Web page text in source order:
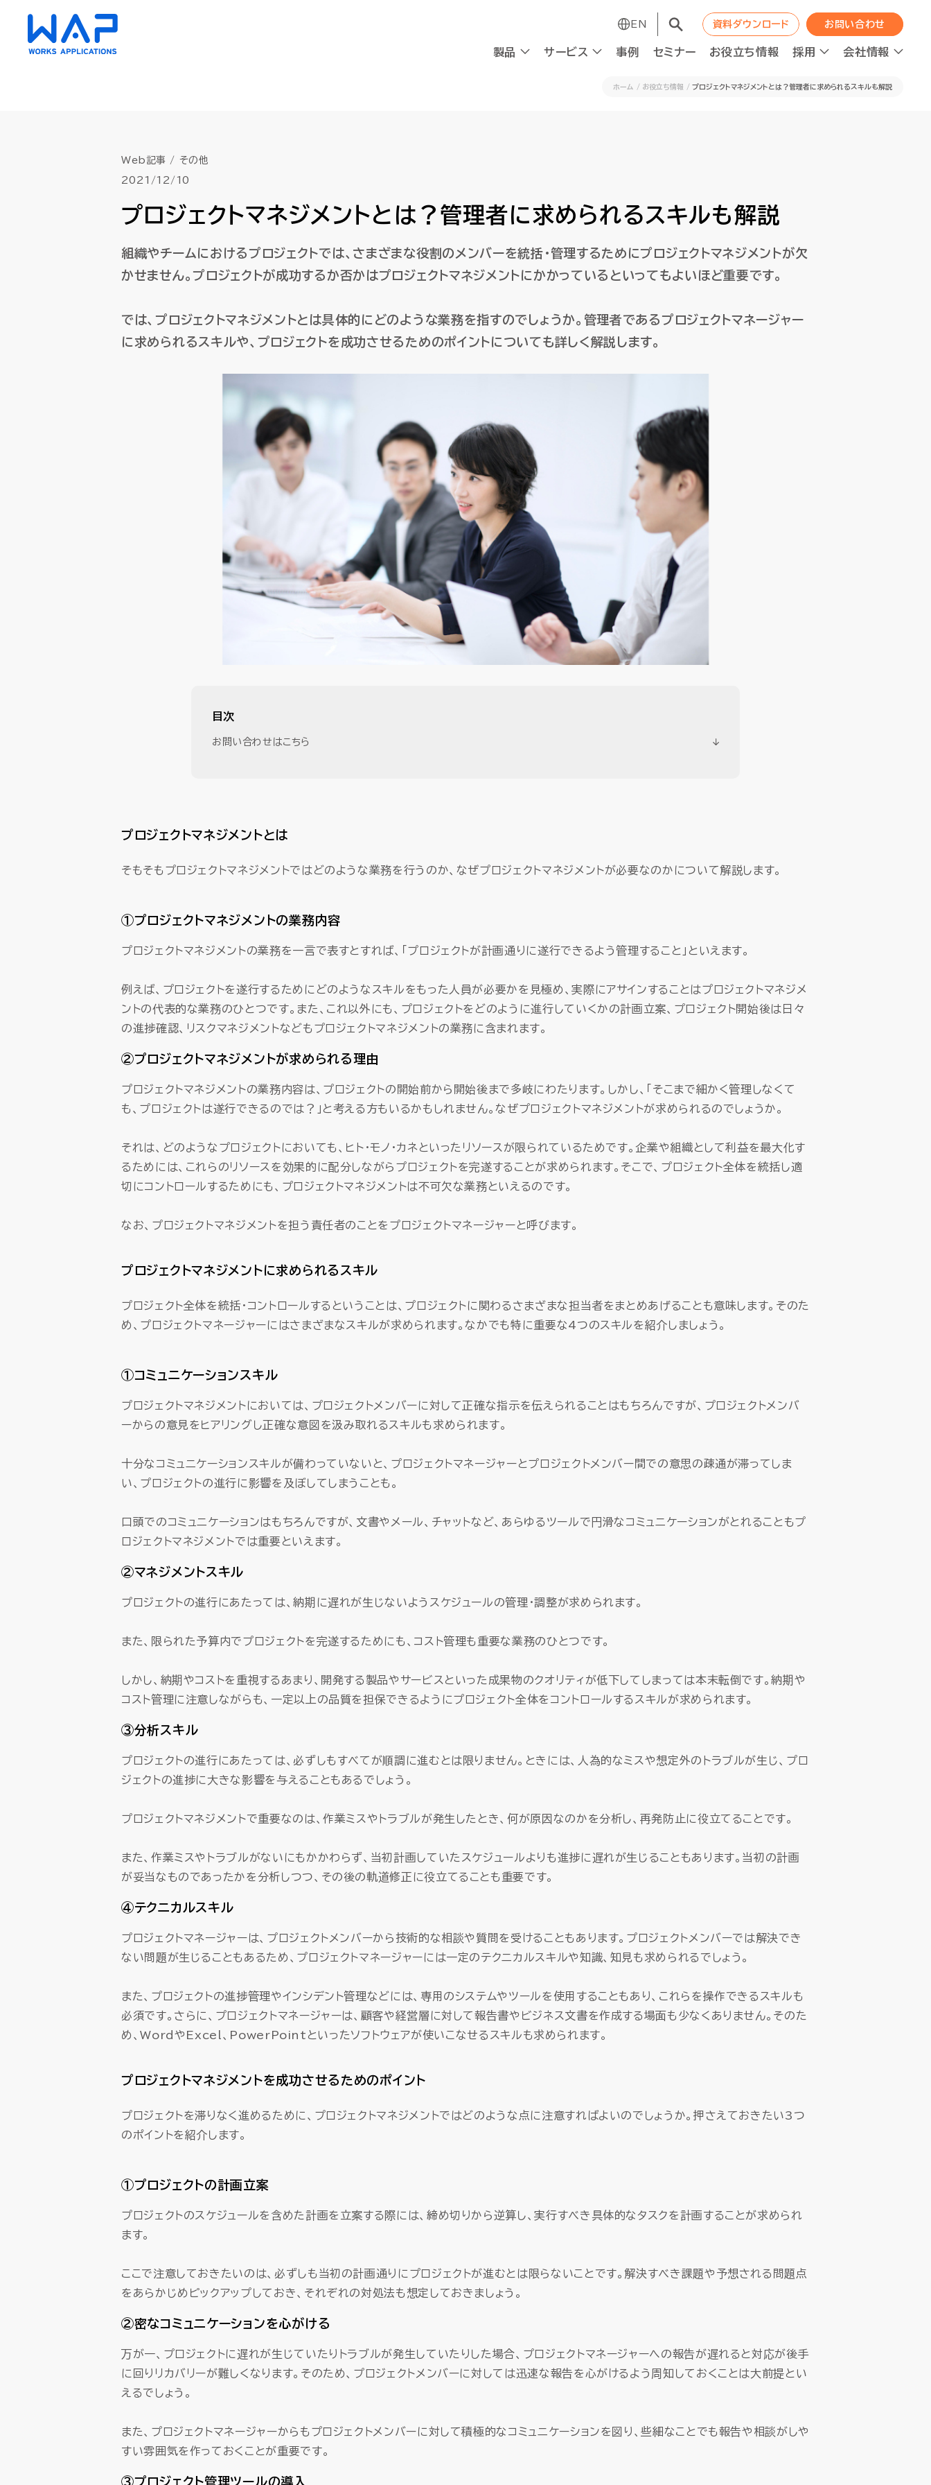
EN 資料ダウンロード お問い合わせ
製品
AC（会計）
財務会計・管理会計
固定資産管理
経費精算
資金管理
リース会計
SCM（サプライチェーン）
購買・調達管理
製造原価管理
プロジェクト収支管理
組み込み型AI チャットボット
ビジネスプラットフォーム
業務アプリ開発プラットフォーム プロジェクト進捗管理
データプラットフォーム
HUE クラウドサービス HUE Classic Cloud
HUEのAI機能 ソリューション 製品サポート
サービス
AIシンクタンク
デジタルワークフォース
AI-Native BPR
AI-SIS/ラボ開発
人材の最適配置
人的資本投資×企業価値向上
資本コスト経営推進
事例 セミナー お役立ち情報 採用
採用情報
会社情報
CEOメッセージ 会社概要 ニュース
ホーム お役立ち情報 プロジェクトマネジメントとは？管理者に求められるスキルも解説
Web記事 その他
2021/12/10
プロジェクトマネジメントとは？管理者に求められるスキルも解説
組織やチームにおけるプロジェクトでは、さまざまな役割のメンバーを統括・管理するためにプロジェクトマネジメントが欠
かせません。プロジェクトが成功するか否かはプロジェクトマネジメントにかかっているといってもよいほど重要です。
では、プロジェクトマネジメントとは具体的にどのような業務を指すのでしょうか。管理者であるプロジェクトマネージャー
に求められるスキルや、プロジェクトを成功させるためのポイントについても詳しく解説します。
目次
お問い合わせはこちら
プロジェクトマネジメントとは
そもそもプロジェクトマネジメントではどのような業務を行うのか、なぜプロジェクトマネジメントが必要なのかについて解説します。
①プロジェクトマネジメントの業務内容
プロジェクトマネジメントの業務を一言で表すとすれば、「プロジェクトが計画通りに遂行できるよう管理すること」といえます。
例えば、プロジェクトを遂行するためにどのようなスキルをもった人員が必要かを見極め、実際にアサインすることはプロジェクトマネジメ
ントの代表的な業務のひとつです。また、これ以外にも、プロジェクトをどのように進行していくかの計画立案、プロジェクト開始後は日々
の進捗確認、リスクマネジメントなどもプロジェクトマネジメントの業務に含まれます。
②プロジェクトマネジメントが求められる理由
プロジェクトマネジメントの業務内容は、プロジェクトの開始前から開始後まで多岐にわたります。しかし、「そこまで細かく管理しなくて
も、プロジェクトは遂行できるのでは？」と考える方もいるかもしれません。なぜプロジェクトマネジメントが求められるのでしょうか。
それは、どのようなプロジェクトにおいても、ヒト・モノ・カネといったリソースが限られているためです。企業や組織として利益を最大化す
るためには、これらのリソースを効果的に配分しながらプロジェクトを完遂することが求められます。そこで、プロジェクト全体を統括し適
切にコントロールするためにも、プロジェクトマネジメントは不可欠な業務といえるのです。
なお、プロジェクトマネジメントを担う責任者のことをプロジェクトマネージャーと呼びます。
プロジェクトマネジメントに求められるスキル
プロジェクト全体を統括・コントロールするということは、プロジェクトに関わるさまざまな担当者をまとめあげることも意味します。そのた
め、プロジェクトマネージャーにはさまざまなスキルが求められます。なかでも特に重要な4つのスキルを紹介しましょう。
①コミュニケーションスキル
プロジェクトマネジメントにおいては、プロジェクトメンバーに対して正確な指示を伝えられることはもちろんですが、プロジェクトメンバ
ーからの意見をヒアリングし正確な意図を汲み取れるスキルも求められます。
十分なコミュニケーションスキルが備わっていないと、プロジェクトマネージャーとプロジェクトメンバー間での意思の疎通が滞ってしま
い、プロジェクトの進行に影響を及ぼしてしまうことも。
口頭でのコミュニケーションはもちろんですが、文書やメール、チャットなど、あらゆるツールで円滑なコミュニケーションがとれることもプ
ロジェクトマネジメントでは重要といえます。
②マネジメントスキル
プロジェクトの進行にあたっては、納期に遅れが生じないようスケジュールの管理・調整が求められます。
また、限られた予算内でプロジェクトを完遂するためにも、コスト管理も重要な業務のひとつです。
しかし、納期やコストを重視するあまり、開発する製品やサービスといった成果物のクオリティが低下してしまっては本末転倒です。納期や
コスト管理に注意しながらも、一定以上の品質を担保できるようにプロジェクト全体をコントロールするスキルが求められます。
③分析スキル
プロジェクトの進行にあたっては、必ずしもすべてが順調に進むとは限りません。ときには、人為的なミスや想定外のトラブルが生じ、プロ
ジェクトの進捗に大きな影響を与えることもあるでしょう。
プロジェクトマネジメントで重要なのは、作業ミスやトラブルが発生したとき、何が原因なのかを分析し、再発防止に役立てることです。
また、作業ミスやトラブルがないにもかかわらず、当初計画していたスケジュールよりも進捗に遅れが生じることもあります。当初の計画
が妥当なものであったかを分析しつつ、その後の軌道修正に役立てることも重要です。
④テクニカルスキル
プロジェクトマネージャーは、プロジェクトメンバーから技術的な相談や質問を受けることもあります。プロジェクトメンバーでは解決でき
ない問題が生じることもあるため、プロジェクトマネージャーには一定のテクニカルスキルや知識、知見も求められるでしょう。
また、プロジェクトの進捗管理やインシデント管理などには、専用のシステムやツールを使用することもあり、これらを操作できるスキルも
必須です。さらに、プロジェクトマネージャーは、顧客や経営層に対して報告書やビジネス文書を作成する場面も少なくありません。そのた
め、WordやExcel、PowerPointといったソフトウェアが使いこなせるスキルも求められます。
プロジェクトマネジメントを成功させるためのポイント
プロジェクトを滞りなく進めるために、プロジェクトマネジメントではどのような点に注意すればよいのでしょうか。押さえておきたい3つ
のポイントを紹介します。
①プロジェクトの計画立案
プロジェクトのスケジュールを含めた計画を立案する際には、締め切りから逆算し、実行すべき具体的なタスクを計画することが求められ
ます。
ここで注意しておきたいのは、必ずしも当初の計画通りにプロジェクトが進むとは限らないことです。解決すべき課題や予想される問題点
をあらかじめピックアップしておき、それぞれの対処法も想定しておきましょう。
②密なコミュニケーションを心がける
万が一、プロジェクトに遅れが生じていたりトラブルが発生していたりした場合、プロジェクトマネージャーへの報告が遅れると対応が後手
に回りリカバリーが難しくなります。そのため、プロジェクトメンバーに対しては迅速な報告を心がけるよう周知しておくことは大前提とい
えるでしょう。
また、プロジェクトマネージャーからもプロジェクトメンバーに対して積極的なコミュニケーションを図り、些細なことでも報告や相談がしや
すい雰囲気を作っておくことが重要です。
③プロジェクト管理ツールの導入
EN 資料ダウンロード お問い合わせ
製品
AC（会計）
財務会計・管理会計
固定資産管理
経費精算
資金管理
リース会計
SCM（サプライチェーン）
購買・調達管理
製造原価管理
プロジェクト収支管理
組み込み型AI チャットボット
ビジネスプラットフォーム
業務アプリ開発プラットフォーム プロジェクト進捗管理
データプラットフォーム
HUE クラウドサービス HUE Classic Cloud
HUEのAI機能 ソリューション 製品サポート
サービス
AIシンクタンク
デジタルワークフォース
AI-Native BPR
AI-SIS/ラボ開発
人材の最適配置
人的資本投資×企業価値向上
資本コスト経営推進
事例 セミナー お役立ち情報 採用
採用情報
会社情報
CEOメッセージ 会社概要 ニュース